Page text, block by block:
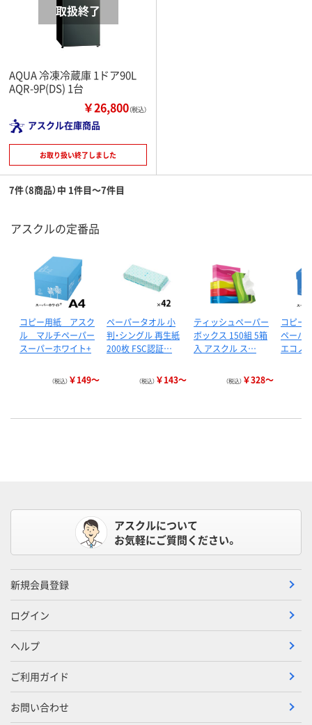
AQUA 冷凍冷蔵庫 1ドア90L
AQR-9P(DS) 1台
￥26,800（税込）
アスクル在庫商品
お取り扱い終了しました
7件（8商品）中 1件目～7件目
アスクルの定番品
コピー用紙 アスク
ル マルチペーパー
スーパーホワイト+
（税込） ￥149～
ペーパータオル 小
判・シングル 再生紙
200枚 FSC認証…
（税込） ￥143～
ティッシュペーパー
ボックス 150組 5箱
入 アスクル ス…
（税込） ￥328～
コピー
ペーパ
エコノ
アスクルについて
お気軽にご質問ください。
新規会員登録
ログイン
ヘルプ
ご利用ガイド
お問い合わせ